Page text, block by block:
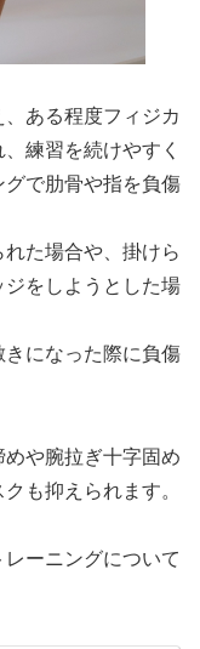
ある程度フィジカ
練習を続けやすく
で肋骨や指を負傷
た場合や、掛けら
をしようとした場
になった際に負傷
や腕拉ぎ十字固め
も抑えられます。
ーニングについて